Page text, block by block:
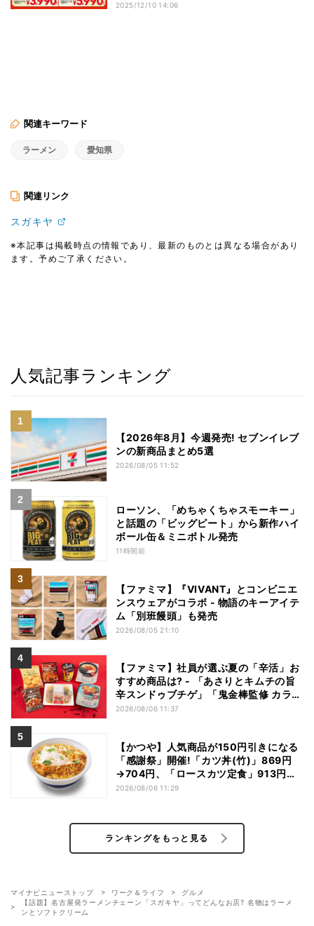
2025/12/10 14:06
関連キーワード
ラーメン 愛知県
関連リンク
スガキヤ
※本記事は掲載時点の情報であり、最新のものとは異なる場合があり
ます。予めご了承ください。
人気記事ランキング
【2026年8月】今週発売! セブンイレブ
ンの新商品まとめ5選
2026/08/05 11:52
ローソン、「めちゃくちゃスモーキー」
と話題の「ビッグピート」から新作ハイ
ボール缶＆ミニボトル発売
11時間前
【ファミマ】『VIVANT』とコンビニエ
ンスウェアがコラボ - 物語のキーアイテ
ム「別班饅頭」も発売
2026/08/05 21:10
【ファミマ】社員が選ぶ夏の「辛活」お
すすめ商品は? - 「あさりとキムチの旨
辛スンドゥブチゲ」「鬼金棒監修 カラシ
ビ焼き味噌らー麺」「辛さがやみつき!
2026/08/06 11:37
【かつや】人気商品が150円引きになる
「感謝祭」開催!「カツ丼(竹)」869円
→704円、「ロースカツ定食」913円
→748円に - 8日間限定
2026/08/06 11:29
ランキングをもっと見る
マイナビニューストップ ワーク＆ライフ
グルメ
【話題】名古屋発ラーメンチェーン「スガキヤ」ってどんなお店? 名物はラーメ
ンとソフトクリーム